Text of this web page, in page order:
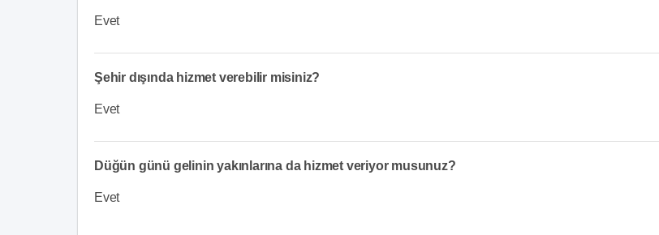
Evet
Şehir dışında hizmet verebilir misiniz?
Evet
Düğün günü gelinin yakınlarına da hizmet veriyor musunuz?
Evet